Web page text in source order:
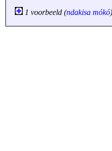
1 voorbeeld (ndakisa mókó